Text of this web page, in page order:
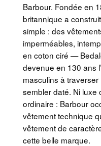
Barbour. Fondée en
britannique a
simple : des
imperméables,
en coton ciré —
devenue en 130 ans
masculins à
sembler daté. Ni luxe
ordinaire : Barbour
vêtement technique
vêtement de
cette belle marque.